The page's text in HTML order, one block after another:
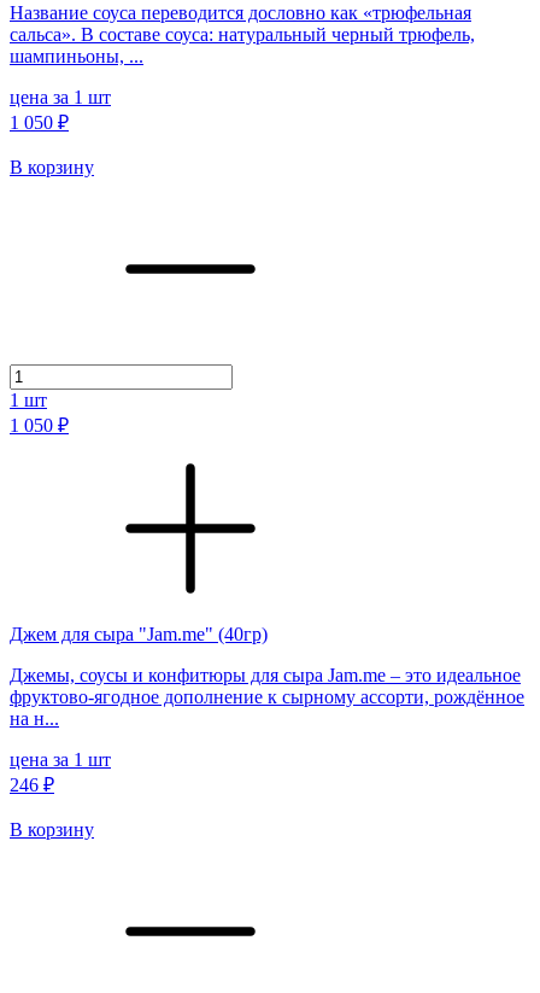
Название соуса переводится дословно как «трюфельная
сальса». В составе соуса: натуральный черный трюфель,
шампиньоны, ...
цена за 1 шт
1 050 ₽
В корзину
1 шт
1 050 ₽
Джем для сыра "Jam.me" (40гр)
Джемы, соусы и конфитюры для сыра Jam.me – это идеальное
фруктово-ягодное дополнение к сырному ассорти, рождённое
на н...
цена за 1 шт
246 ₽
В корзину